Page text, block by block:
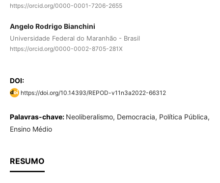
https://orcid.org/0000-0001-7206-2655
Angelo Rodrigo Bianchini
Universidade Federal do Maranhão - Brasil
https://orcid.org/0000-0002-8705-281X
DOI:
https://doi.org/10.14393/REPOD-v11n3a2022-66312
Palavras-chave: Neoliberalismo, Democracia, Política Pública,
Ensino Médio
RESUMO